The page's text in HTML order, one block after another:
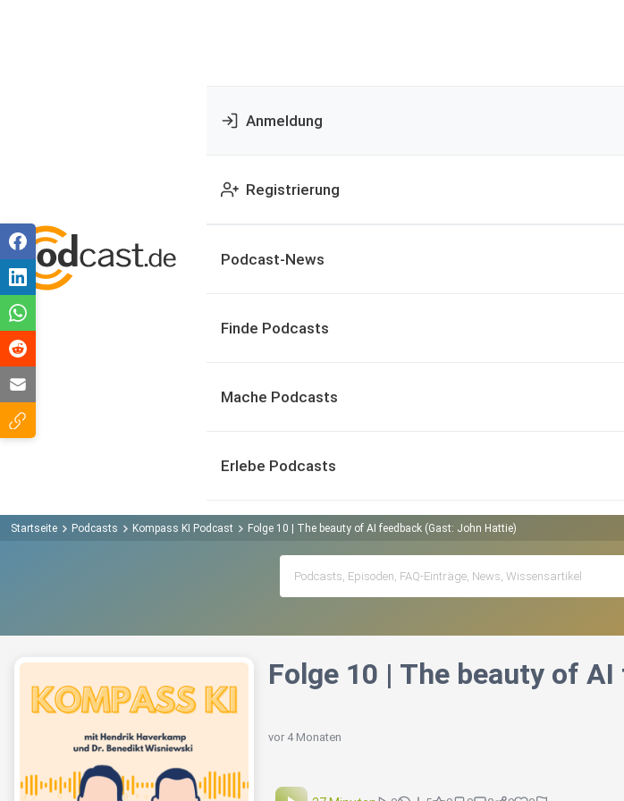
Anmeldung
Registrierung
Podcast-News
Finde Podcasts
Mache Podcasts
Erlebe Podcasts
Startseite Podcasts Kompass KI Podcast Folge 10 | The beauty of AI feedback (Gast: John Hattie)
Folge 10 | The beauty of
vor 4 Monaten